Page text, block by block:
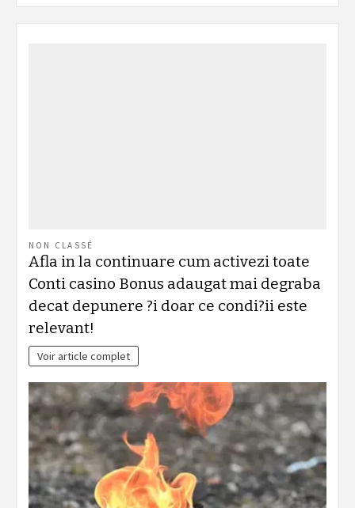
NON CLASSÉ
Afla in la continuare cum activezi toate
Conti casino Bonus adaugat mai degraba
decat depunere ?i doar ce condi?ii este
relevant!
Voir article complet